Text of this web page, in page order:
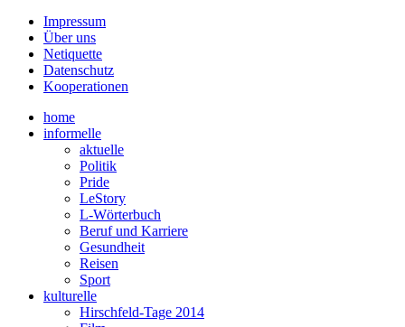
Impressum
Über uns
Netiquette
Datenschutz
Kooperationen
home
informelle
aktuelle
Politik
Pride
LeStory
L-Wörterbuch
Beruf und Karriere
Gesundheit
Reisen
Sport
kulturelle
Hirschfeld-Tage 2014